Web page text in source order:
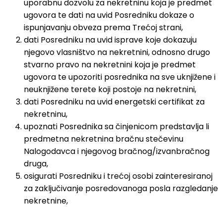
uporabnu dozvolu za nekretninu koja je predmet
ugovora te dati na uvid Posredniku dokaze o
ispunjavanju obveza prema Trećoj strani,
dati Posredniku na uvid isprave koje dokazuju
njegovo vlasništvo na nekretnini, odnosno drugo
stvarno pravo na nekretnini koja je predmet
ugovora te upozoriti posrednika na sve uknjižene i
neuknjižene terete koji postoje na nekretnini,
dati Posredniku na uvid energetski certifikat za
nekretninu,
upoznati Posrednika sa činjenicom predstavlja li
predmetna nekretnina bračnu stečevinu
Nalogodavca i njegovog bračnog/izvanbračnog
druga,
osigurati Posredniku i trećoj osobi zainteresiranoj
za zaključivanje posredovanoga posla razgledanje
nekretnine,